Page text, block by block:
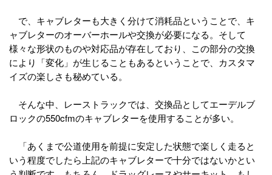
で、キャブレターも大きく分けて消耗品ということで、キ
ャブレターのオーバーホールや交換が必要になる。そして
様々な形状のものや対応品が存在しており、この部分の交換
により「変化」が生じることもあるということで、カスタマ
イズの楽しさも秘めている。
そんな中、レーストラックでは、交換品としてエーデルブ
ロックの550cfmのキャブレターを使用することが多い。
「あくまで公道使用を前提に安定した状態で楽しく走ると
いう程度でしたら上記のキャブレターで十分ではないかとい